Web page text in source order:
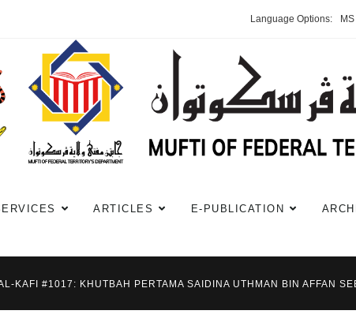
Language Options: MS
ARTICLES E-PUBLICATION
KAFI #1017: KHUTBAH PERTAMA SAIDINA UTHMAN BIN AFFAN